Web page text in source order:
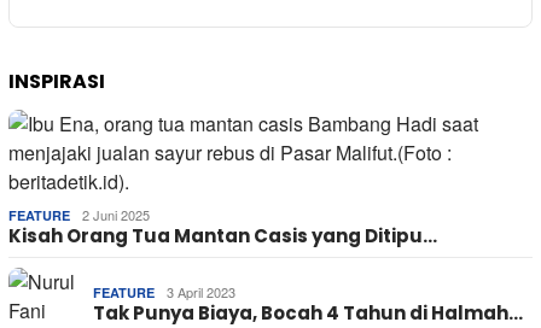
INSPIRASI
FEATURE 2 Juni 2025
Kisah Orang Tua Mantan Casis yang Ditipu…
FEATURE 3 April 2023
Tak Punya Biaya, Bocah 4 Tahun di Halmah…